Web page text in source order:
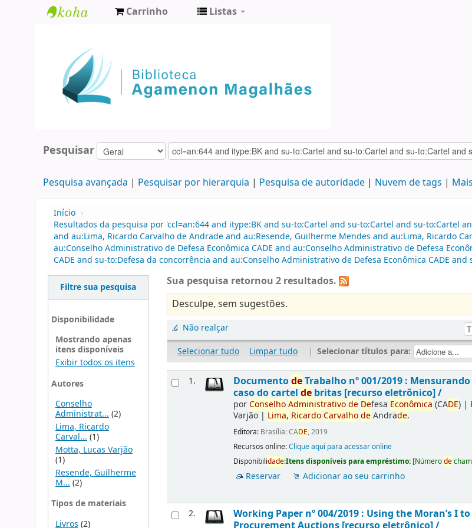
Agamenon
Magalhães
Carrinho Listas
Pesquisar
Pesquisa avançada Pesquisar por hierarquia Pesquisa de autoridade Nuvem de tags
Início ›
Resultados da pesquisa por 'ccl=an:644 and itype:BK and su-to:Cartel and su-to:Cartel and su-to:Cartel
and au:Lima, Ricardo Carvalho de Andrade and au:Resende, Guilherme Mendes and au:Lima, Ricardo
au:Conselho Administrativo de Defesa Econômica CADE and au:Conselho Administrativo de Defesa
CADE and su-to:Defesa da concorrência and au:Conselho Administrativo de Defesa Econômica CADE
Filtre sua pesquisa
Disponibilidade
Mostrando apenas
itens disponíveis
Exibir todos os itens
Autores
Conselho
Administrat...(2)
Lima, Ricardo
Carval... (1)
Motta, Lucas Varjão
(1)
Resende, Guilherme
M... (2)
Tipos de materiais
Livros (2)
Sua pesquisa retornou 2 resultados.
Desculpe, sem sugestões.
Não realçar
Selecionar tudo
Limpar tudo | Selecionar títulos para:
1. DocumentodeTrabalho nº 001/2019 :
caso do cartelde britas [recurso eletrônico] /
porConselhoAdministrativode Defesa Econômica (CADE) |
Varjão | Lima, RicardoCarvalhodeAndrade.
Editora: Brasília: CADE, 2019
Recursos online:Clique aqui para acessar online
Disponibilidade:Itens disponíveis para empréstimo: [Númerode
Reservar Adicionar ao seu carrinho
2. Working Paper nº 004/2019 : Using the Moran’s I to